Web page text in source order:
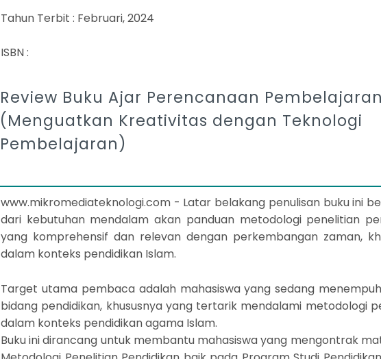
Tahun Terbit : Februari, 2024
ISBN :
Review Buku Ajar Perencanaan Pembelajaran
(Menguatkan Kreativitas dengan Teknologi
Pembelajaran)
www.mikromediateknologi.com - Latar belakang penulisan buku ini
dari kebutuhan mendalam akan panduan metodologi penelitian
yang komprehensif dan relevan dengan perkembangan zaman,
dalam konteks pendidikan Islam.
Target utama pembaca adalah mahasiswa yang sedang
bidang pendidikan, khususnya yang tertarik mendalami metodologi
dalam konteks pendidikan agama Islam.
Buku ini dirancang untuk membantu mahasiswa yang mengontrak